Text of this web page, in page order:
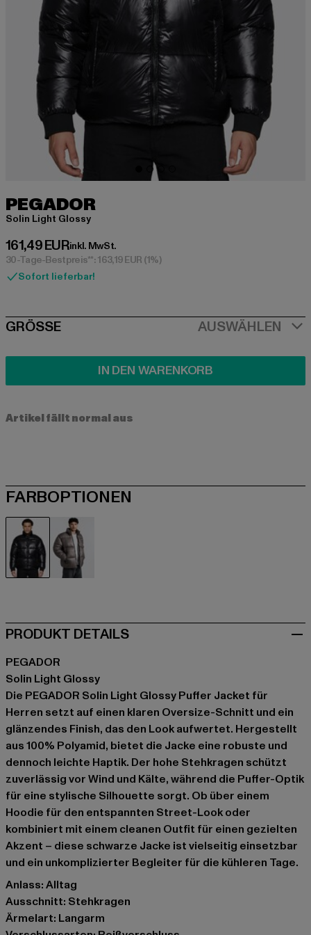
PEGADOR
Solin Light Glossy
161,49 EUR
Derzeitiger Preis: 161,49 EUR
inkl. MwSt.
30-Tage-Bestpreis**: 163,19 EUR (1%)
Sofort lieferbar!
SIZE
GRÖSSE AUSWÄHLEN
IN DEN WARENKORB
Artikel fällt normal aus
FARBOPTIONEN
PRODUKT DETAILS
PEGADOR
Solin Light Glossy
Die PEGADOR Solin Light Glossy Puffer Jacket für
Herren setzt auf einen klaren Oversize-Schnitt und ein
glänzendes Finish, das den Look aufwertet. Hergestellt
aus 100% Polyamid, bietet die Jacke eine robuste und
dennoch leichte Haptik. Der hohe Stehkragen schützt
zuverlässig vor Wind und Kälte, während die Puffer-Optik
für eine stylische Silhouette sorgt. Ob über einem
Hoodie für den entspannten Street-Look oder
kombiniert mit einem cleanen Outfit für einen gezielten
Akzent – diese schwarze Jacke ist vielseitig einsetzbar
und ein unkomplizierter Begleiter für die kühleren Tage.
Anlass: Alltag
Ausschnitt: Stehkragen
Ärmelart: Langarm